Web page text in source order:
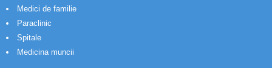
Medici de familie
Paraclinic
Spitale
Medicina muncii